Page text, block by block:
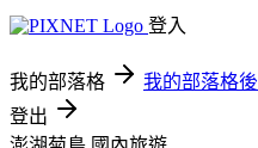
登入
我的部落格 我的部落格
登出